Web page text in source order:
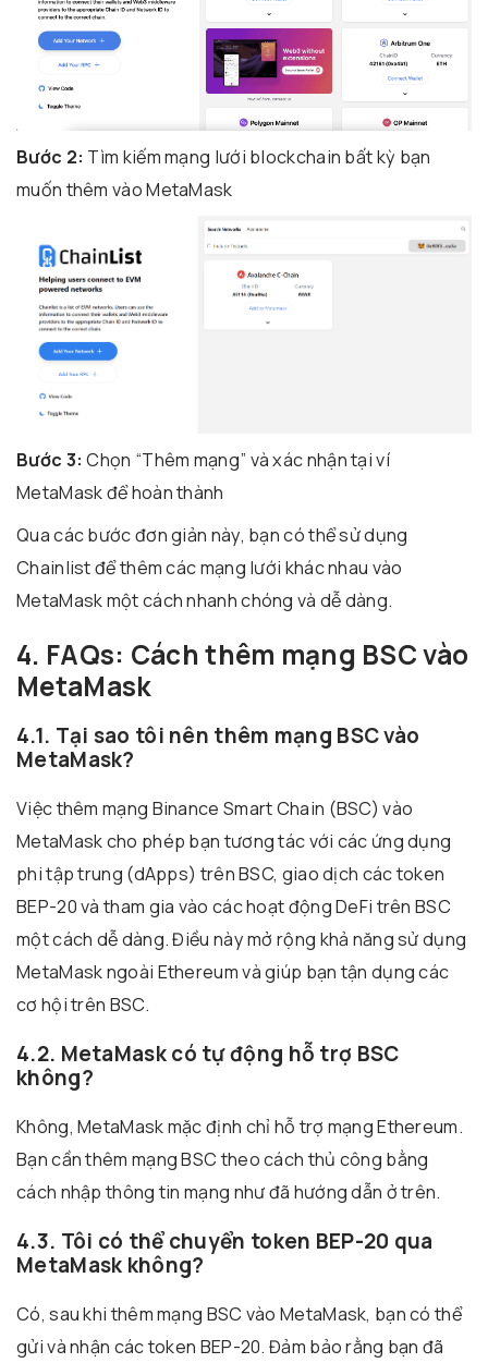
Bước 2: Tìm kiếm mạng lưới blockchain bất kỳ bạn
muốn thêm vào MetaMask
Bước 3: Chọn “Thêm mạng” và xác nhận tại ví
MetaMask để hoàn thành
Qua các bước đơn giản này, bạn có thể sử dụng
Chainlist để thêm các mạng lưới khác nhau vào
MetaMask một cách nhanh chóng và dễ dàng.
4. FAQs: Cách thêm mạng BSC vào
MetaMask
4.1. Tại sao tôi nên thêm mạng BSC vào
MetaMask?
Việc thêm mạng Binance Smart Chain (BSC) vào
MetaMask cho phép bạn tương tác với các ứng dụng
phi tập trung (dApps) trên BSC, giao dịch các token
BEP-20 và tham gia vào các hoạt động DeFi trên BSC
một cách dễ dàng. Điều này mở rộng khả năng sử dụng
MetaMask ngoài Ethereum và giúp bạn tận dụng các
cơ hội trên BSC.
4.2. MetaMask có tự động hỗ trợ BSC
không?
Không, MetaMask mặc định chỉ hỗ trợ mạng Ethereum.
Bạn cần thêm mạng BSC theo cách thủ công bằng
cách nhập thông tin mạng như đã hướng dẫn ở trên.
4.3. Tôi có thể chuyển token BEP-20 qua
MetaMask không?
Có, sau khi thêm mạng BSC vào MetaMask, bạn có thể
gửi và nhận các token BEP-20. Đảm bảo rằng bạn đã